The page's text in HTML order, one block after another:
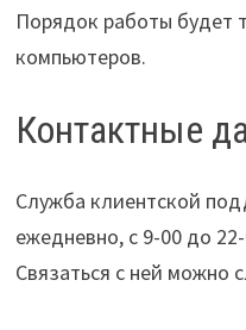
Порядок работы будет
компьютеров.
Контактные
Служба клиентской
ежедневно, с 9-00 до
Связаться с ней можно